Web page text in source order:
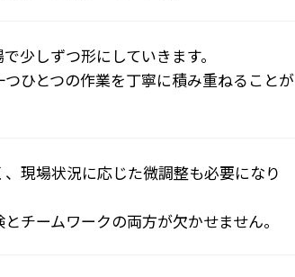
少しずつ形にしていきます。
ひとつの作業を丁寧に積み重ねることが
現場状況に応じた微調整も必要になり
チームワークの両方が欠かせません。